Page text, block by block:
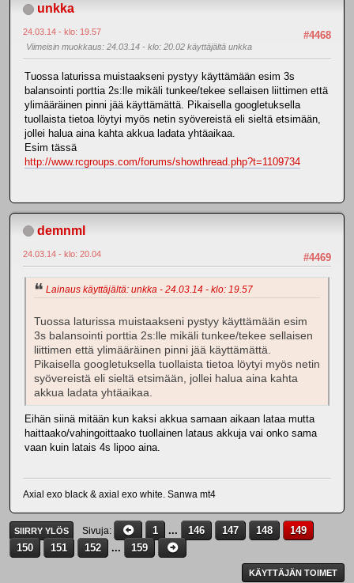
unkka
#4468
24.03.14 - klo: 19.57
Viimeisin muokkaus: 24.03.14 - klo: 20.02 käyttäjältä unkka
Tuossa laturissa muistaakseni pystyy käyttämään esim 3s
balansointi porttia 2s:lle mikäli tunkee/tekee sellaisen liittimen että
ylimääräinen pinni jää käyttämättä. Pikaisella googletuksella
tuollaista tietoa löytyi myös netin syövereistä eli sieltä etsimään,
jollei halua aina kahta akkua ladata yhtäaikaa.
Esim tässä
http://www.rcgroups.com/forums/showthread.php?t=1109734
demnml
#4469
24.03.14 - klo: 20.04
Lainaus käyttäjältä: unkka - 24.03.14 - klo: 19.57
Tuossa laturissa muistaakseni pystyy käyttämään esim
3s balansointi porttia 2s:lle mikäli tunkee/tekee sellaisen
liittimen että ylimääräinen pinni jää käyttämättä.
Pikaisella googletuksella tuollaista tietoa löytyi myös netin
syövereistä eli sieltä etsimään, jollei halua aina kahta
akkua ladata yhtäaikaa.
Eihän siinä mitään kun kaksi akkua samaan aikaan lataa mutta
haittaako/vahingoittaako tuollainen lataus akkuja vai onko sama
vaan kuin latais 4s lipoo aina.
Axial exo black & axial exo white. Sanwa mt4
SIIRRY YLÖS Sivuja 1 ... 146 147 148
149
150
151 152 ... 159
KÄYTTÄJÄN TOIMET